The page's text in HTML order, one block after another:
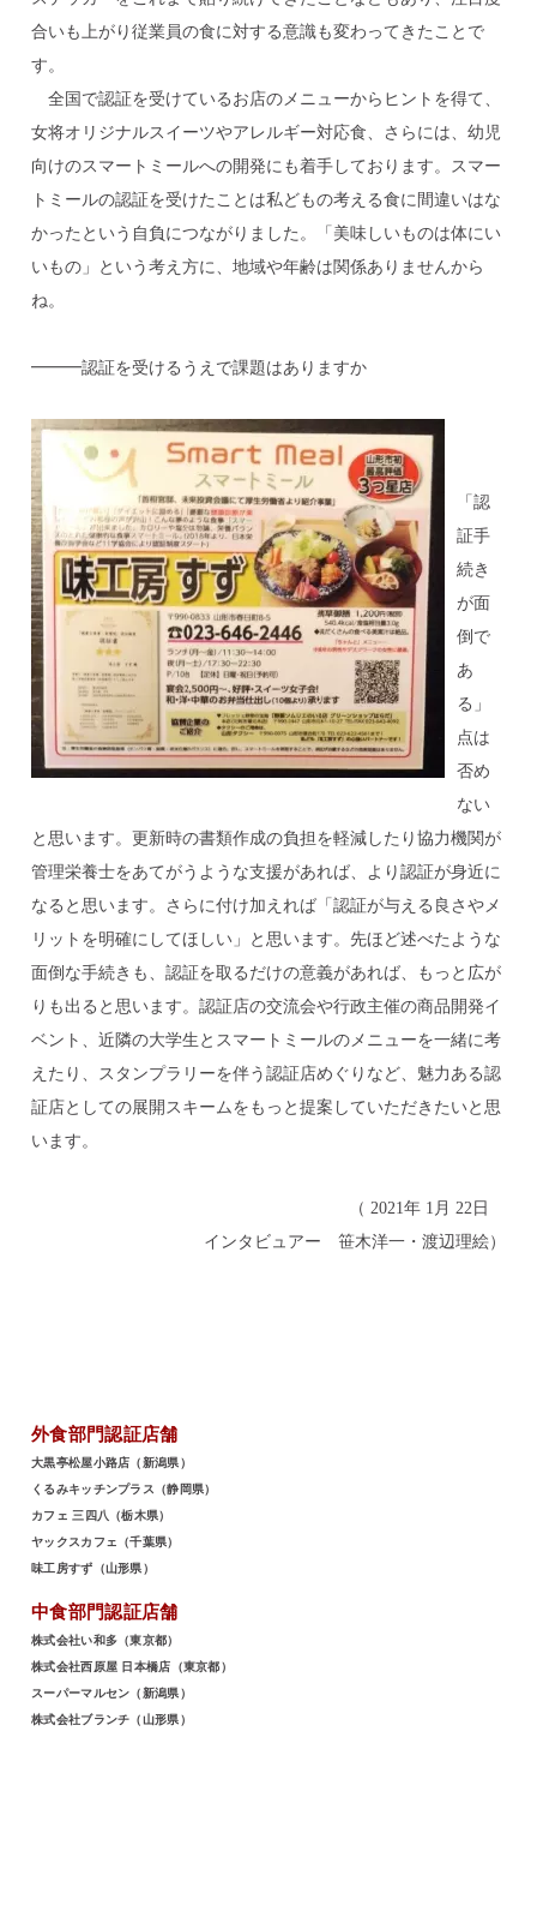
合いも上がり従業員の食に対する意識も変わってきたことで
す。
全国で認証を受けているお店のメニューからヒントを得て、
女将オリジナルスイーツやアレルギー対応食、さらには、幼児
向けのスマートミールへの開発にも着手しております。スマー
トミールの認証を受けたことは私どもの考える食に間違いはな
かったという自負につながりました。「美味しいものは体にい
いもの」という考え方に、地域や年齢は関係ありませんから
ね。
━━━認証を受けるうえで課題はありますか
「認
証手
続き
が面
倒で
あ
る」
点は
否め
ない
と思います。更新時の書類作成の負担を軽減したり協力機関が
管理栄養士をあてがうような支援があれば、より認証が身近に
なると思います。さらに付け加えれば「認証が与える良さやメ
リットを明確にしてほしい」と思います。先ほど述べたような
面倒な手続きも、認証を取るだけの意義があれば、もっと広が
りも出ると思います。認証店の交流会や行政主催の商品開発イ
ベント、近隣の大学生とスマートミールのメニューを一緒に考
えたり、スタンプラリーを伴う認証店めぐりなど、魅力ある認
証店としての展開スキームをもっと提案していただきたいと思
います。
（ 2021年 1 月 22日
インタビュアー 笹木洋一・渡辺理絵）
外食部門認証店舗
大黒亭松屋小路店（新潟県）
くるみキッチンプラス（静岡県）
カフェ 三四八（栃木県）
ヤックスカフェ（千葉県）
味工房すず（山形県）
中食部門認証店舗
株式会社い和多（東京都）
株式会社西原屋 日本橋店（東京都）
スーパーマルセン（新潟県）
株式会社ブランチ（山形県）